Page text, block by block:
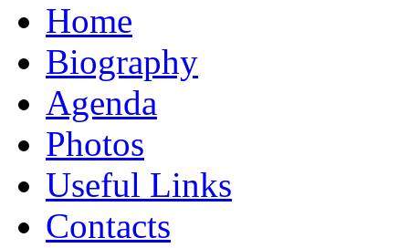
Home
Biography
Agenda
Photos
Useful Links
Contacts